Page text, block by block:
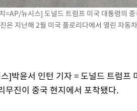
=AP/뉴시스] 도널드 트럼프 미국 대통령의
은 지난해 2월 미국 플로리다에서 열린 자
]박윤서 인턴 기자 = 도널드 트럼프
무진이 중국 현지에서 포착됐다.